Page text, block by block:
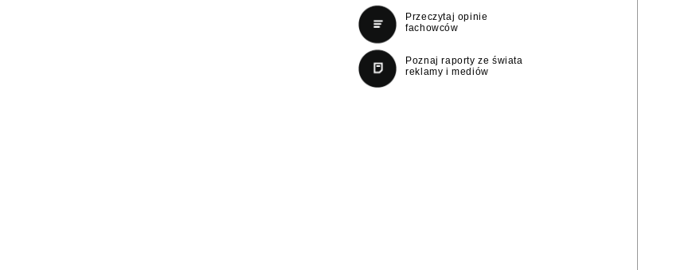
Przeczytaj opinie
fachowców
Poznaj raporty ze świata
reklamy i mediów